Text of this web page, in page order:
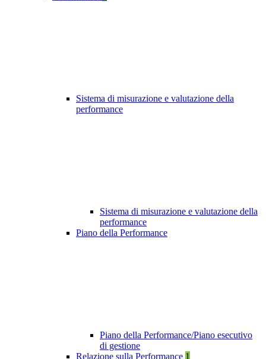
Sistema di misurazione e valutazione della
performance
Sistema di misurazione e valutazione della
performance
Piano della Performance
Piano della Performance/Piano esecutivo
di gestione
Relazione sulla Performance 1